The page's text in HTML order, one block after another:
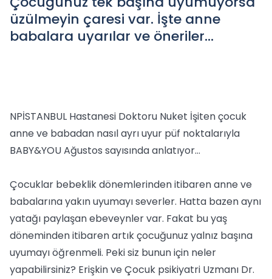
üzülmeyin çaresi var. İşte anne
babalara uyarılar ve öneriler...
NPİSTANBUL Hastanesi Doktoru Nuket İşiten çocuk
anne ve babadan nasıl ayrı uyur püf noktalarıyla
BABY&YOU Ağustos sayısında anlatıyor…
Çocuklar bebeklik dönemlerinden itibaren anne ve
babalarına yakın uyumayı severler. Hatta bazen aynı
yatağı paylaşan ebeveynler var. Fakat bu yaş
döneminden itibaren artık çocuğunuz yalnız başına
uyumayı öğrenmeli. Peki siz bunun için neler
yapabilirsiniz? Erişkin ve Çocuk psikiyatri Uzmanı Dr.